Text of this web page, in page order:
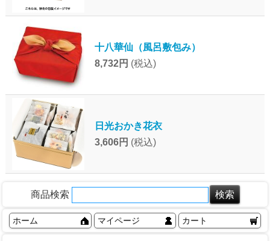
十八華仙（風呂敷包み）
8,732円 (税込)
日光おかき花衣
3,606円 (税込)
商品検索
ホーム マイページ カート